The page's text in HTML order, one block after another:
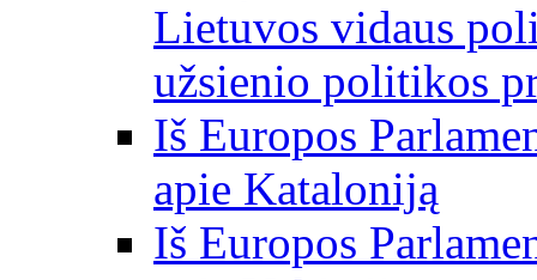
Lietuvos vidaus
užsienio politikos
Iš Europos
apie Kataloniją
Iš Europos